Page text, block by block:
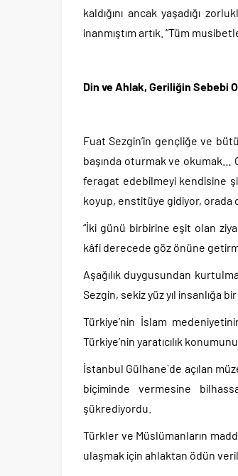
kaldığını ancak yaşadığı
inanmıştım artık. “Tüm
Din ve Ahlak, Geriliğin Sebebi
Fuat Sezgin’in gençliğe ve
başında oturmak ve okumak…
feragat edebilmeyi kendisine
koyup, enstitüye gidiyor, orada
“İki günü birbirine eşit olan
kâfi derecede göz önüne
Aşağılık duygusundan
Sezgin, sekiz yüz yıl insanlığa
Türkiye’nin İslam
Türkiye’nin yaratıcılık
İstanbul Gülhane`de açılan
biçiminde vermesine
şükrediyordu.
Türkler ve Müslümanların
ulaşmak için ahlaktan ödün